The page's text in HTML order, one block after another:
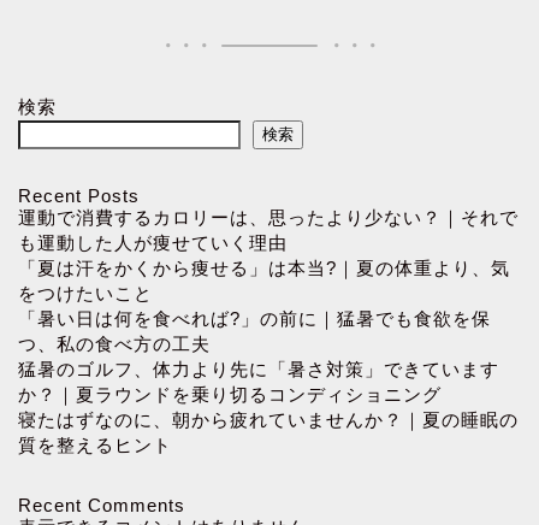
検索
検索
Recent Posts
運動で消費するカロリーは、思ったより少ない？｜それで
も運動した人が痩せていく理由
「夏は汗をかくから痩せる」は本当?｜夏の体重より、気
をつけたいこと
「暑い日は何を食べれば?」の前に｜猛暑でも食欲を保
つ、私の食べ方の工夫
猛暑のゴルフ、体力より先に「暑さ対策」できています
か？｜夏ラウンドを乗り切るコンディショニング
寝たはずなのに、朝から疲れていませんか？｜夏の睡眠の
質を整えるヒント
Recent Comments